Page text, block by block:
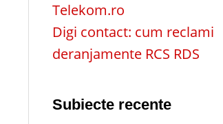
Telekom.ro
Digi contact: cum reclami
deranjamente RCS RDS
Subiecte recente